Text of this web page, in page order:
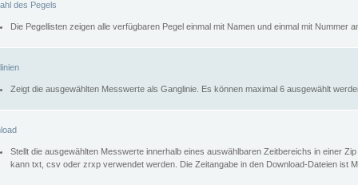
des Pegels
Die Pegellisten zeigen alle verfügbaren Pegel einmal mit Namen und einmal mit Nummer
Zeigt die ausgewählten Messwerte als Ganglinie. Es können maximal 6 ausgewählt
Stellt die ausgewählten Messwerte innerhalb eines auswählbaren Zeitbereichs in einer
kann txt, csv oder zrxp verwendet werden. Die Zeitangabe in den Download-Dateien ist